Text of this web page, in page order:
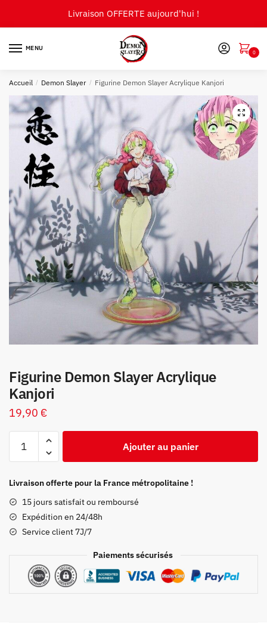
Livraison OFFERTE aujourd'hui !
MENU
0
Accueil / Demon Slayer / Figurine Demon Slayer Acrylique Kanjori
🔍
Figurine Demon Slayer Acrylique
Kanjori
19,90 €
Demon
Acrylique
Kanjori
Ajouter au panier
Livraison offerte pour la France métropolitaine !
15 jours satisfait ou remboursé
Expédition en 24/48h
Service client 7J/7
Paiements sécurisés